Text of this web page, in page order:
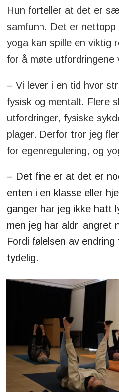
Hun forteller at det er
samfunn. Det er nettopp
yoga kan spille en viktig
for å møte utfordringene
– Vi lever i en tid hvor
fysisk og mentalt. Flere
utfordringer, fysiske
plager. Derfor tror jeg
for egenregulering, og
– Det fine er at det er
enten i en klasse eller
ganger har jeg ikke hatt
men jeg har aldri angret
Fordi følelsen av
tydelig.